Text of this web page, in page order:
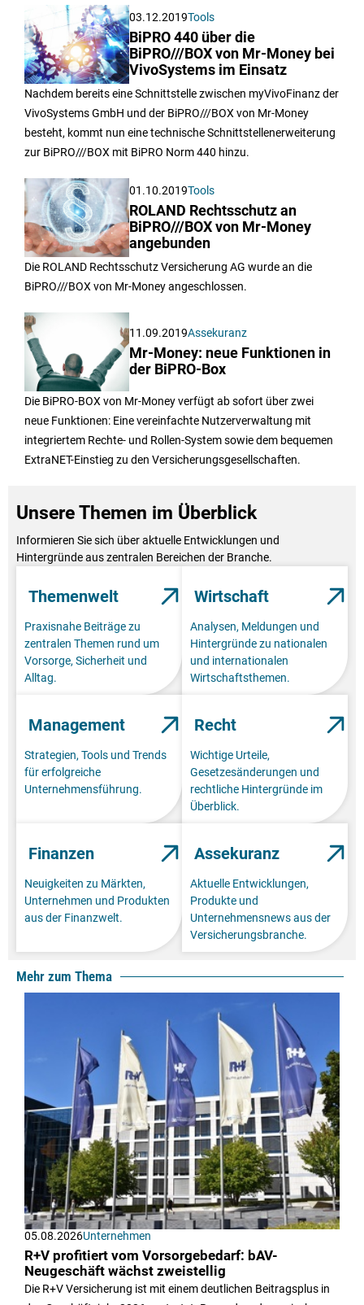
03.12.2019Tools
BiPRO 440 über die
BiPRO///BOX von Mr-Money bei
VivoSystems im Einsatz
Nachdem bereits eine Schnittstelle zwischen myVivoFinanz der
VivoSystems GmbH und der BiPRO///BOX von Mr-Money
besteht, kommt nun eine technische Schnittstellenerweiterung
zur BiPRO///BOX mit BiPRO Norm 440 hinzu.
01.10.2019Tools
ROLAND Rechtsschutz an
BiPRO///BOX von Mr-Money
angebunden
Die ROLAND Rechtsschutz Versicherung AG wurde an die
BiPRO///BOX von Mr-Money angeschlossen.
11.09.2019Assekuranz
Mr-Money: neue Funktionen in
der BiPRO-Box
Die BiPRO-BOX von Mr-Money verfügt ab sofort über zwei
neue Funktionen: Eine vereinfachte Nutzerverwaltung mit
integriertem Rechte- und Rollen-System sowie dem bequemen
ExtraNET-Einstieg zu den Versicherungsgesellschaften.
Unsere Themen im Überblick
Informieren Sie sich über aktuelle Entwicklungen und
Hintergründe aus zentralen Bereichen der Branche.
Themenwelt
Praxisnahe Beiträge zu
zentralen Themen rund um
Vorsorge, Sicherheit und
Alltag.
Wirtschaft
Analysen, Meldungen und
Hintergründe zu nationalen
und internationalen
Wirtschaftsthemen.
Management
Strategien, Tools und Trends
für erfolgreiche
Unternehmensführung.
Recht
Wichtige Urteile,
Gesetzesänderungen und
rechtliche Hintergründe im
Überblick.
Finanzen
Neuigkeiten zu Märkten,
Unternehmen und Produkten
aus der Finanzwelt.
Assekuranz
Aktuelle Entwicklungen,
Produkte und
Unternehmensnews aus der
Versicherungsbranche.
Mehr zum Thema
05.08.2026Unternehmen
R+V profitiert vom Vorsorgebedarf: bAV-
Neugeschäft wächst zweistellig
Die R+V Versicherung ist mit einem deutlichen Beitragsplus in